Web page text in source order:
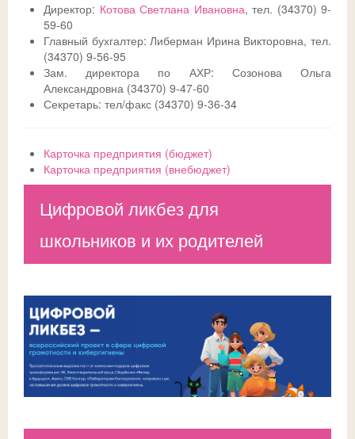
Успехи
Школьный театр
Директор: Котова Светлана Ивановна, тел. (34370) 9-
59-60
Главный бухгалтер: Либерман Ирина Викторовна, тел.
(34370) 9-56-95
Зам. директора по АХР: Созонова Ольга
Александровна (34370) 9-47-60
Секретарь: тел/факс (34370) 9-36-34
Карточка предприятия (бюджет)
Карточка предприятия (внебюджет)
Цифровой ликбез для
школьников и их родителей